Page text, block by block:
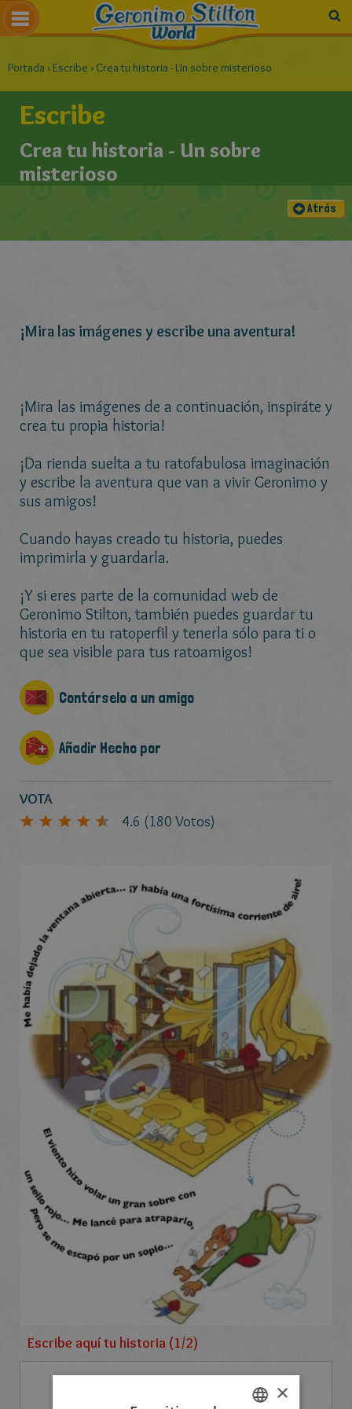
Portada ›Escribe › Crea tu historia - Un sobre misterioso
Escribe
Crea tu historia - Un sobre
misterioso
Atrás
¡Mira las imágenes y escribe una aventura!
¡Mira las imágenes de a continuación, inspiráte y
crea tu propia historia!
¡Da rienda suelta a tu ratofabulosa imaginación
y escribe la aventura que van a vivir Geronimo y
sus amigos!
Cuando hayas creado tu historia, puedes
imprimirla y guardarla.
¡Y si eres parte de la comunidad web de
Geronimo Stilton, también puedes guardar tu
historia en tu ratoperfil y tenerla sólo para ti o
que sea visible para tus ratoamigos!
Contárselo a un amigo
Añadir Hecho por
VOTA
4.6 (180 Votos)
Escribe aquí tu historia (1/2)
×